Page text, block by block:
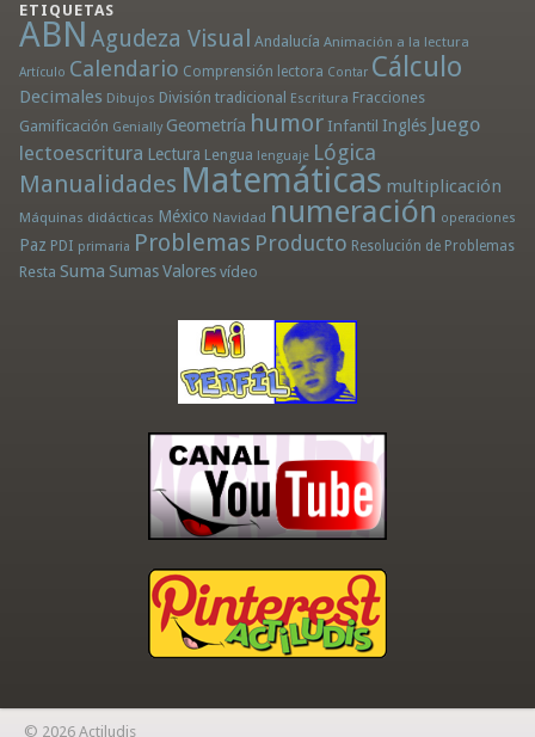
ETIQUETAS
ABN Agudeza Visual Andalucía Animación a la lectura
Artículo Calendario Comprensión lectora Contar Cálculo
Decimales Dibujos División tradicional Escritura Fracciones
Gamificación Genially Geometría humor Infantil Inglés Juego
lectoescritura Lectura Lengua lenguaje Lógica
Manualidades Matemáticas multiplicación
Máquinas didácticas México Navidad numeración operaciones
Paz PDI primaria Problemas Producto Resolución de Problemas
Resta Suma Sumas Valores vídeo
© 2026 Actiludis